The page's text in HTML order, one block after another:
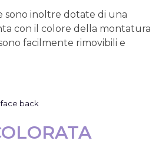
sono inoltre dotate di una
con il colore della montatura
facilmente rimovibili e